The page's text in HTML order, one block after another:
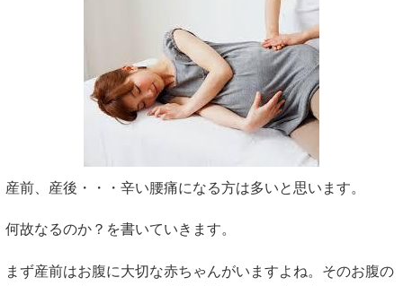
産前、産後・・・辛い腰痛になる方は多いと思います。
何故なるのか？を書いていきます。
まず産前はお腹に大切な赤ちゃんがいますよね。そのお腹の